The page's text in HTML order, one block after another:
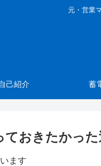
元・営業
己紹介 蓄
ておきたかっ
ます